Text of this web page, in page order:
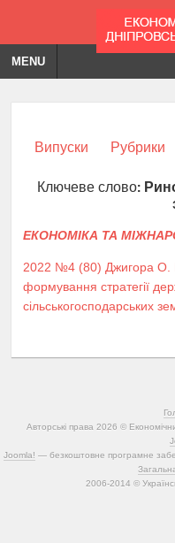
MENU
Випуски Рубрики
Ключеве слово:
ЕКОНОМІКА ТА
2022 №4 (80) Джигора О.
формування стратегії
сільськогосподарських
Авторські права 2026 ©
Joomla! — безкоштовне програмне
2006-2014 ©